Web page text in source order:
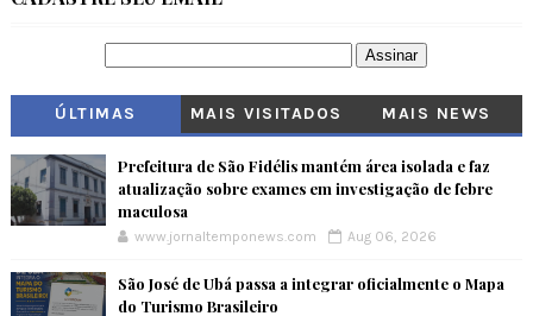
ÚLTIMAS MAIS VISITADOS MAIS NEWS
Prefeitura de São Fidélis mantém área isolada e faz
atualização sobre exames em investigação de febre
maculosa
www.jornaltemponews.com Aug 06, 2026
São José de Ubá passa a integrar oficialmente o Mapa
do Turismo Brasileiro